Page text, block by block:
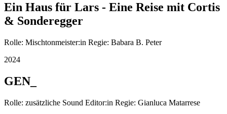
Ein Haus für Lars - Eine Reise mit Cortis
& Sonderegger
Rolle: Mischtonmeister:in Regie: Babara B. Peter
2024
GEN_
Rolle: zusätzliche Sound Editor:in Regie: Gianluca Matarrese